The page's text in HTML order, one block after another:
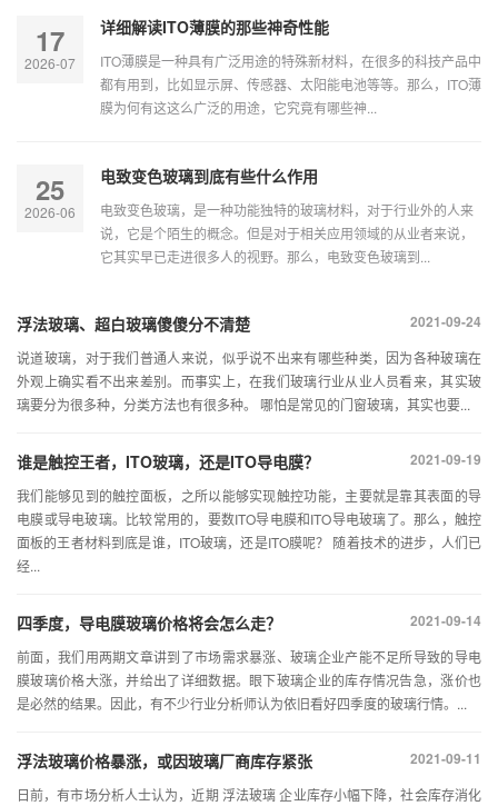
17
2026-07
详细解读ITO薄膜的那些神奇性能
ITO薄膜是一种具有广泛用途的特殊新材料，在很多的科技产品中
都有用到，比如显示屏、传感器、太阳能电池等等。那么，ITO薄
膜为何有这这么广泛的用途，它究竟有哪些神...
25
2026-06
电致变色玻璃到底有些什么作用
电致变色玻璃，是一种功能独特的玻璃材料，对于行业外的人来
说，它是个陌生的概念。但是对于相关应用领域的从业者来说，
它其实早已走进很多人的视野。那么，电致变色玻璃到...
2021-09-24
浮法玻璃、超白玻璃傻傻分不清楚
说道玻璃，对于我们普通人来说，似乎说不出来有哪些种类，因为各种玻璃在
外观上确实看不出来差别。而事实上，在我们玻璃行业从业人员看来，其实玻
璃要分为很多种，分类方法也有很多种。 哪怕是常见的门窗玻璃，其实也要...
2021-09-19
谁是触控王者，ITO玻璃，还是ITO导电膜？
我们能够见到的触控面板，之所以能够实现触控功能，主要就是靠其表面的导
电膜或导电玻璃。比较常用的，要数ITO导电膜和ITO导电玻璃了。那么，触控
面板的王者材料到底是谁，ITO玻璃，还是ITO膜呢？ 随着技术的进步，人们已
经...
2021-09-14
四季度，导电膜玻璃价格将会怎么走？
前面，我们用两期文章讲到了市场需求暴涨、玻璃企业产能不足所导致的导电
膜玻璃价格大涨，并给出了详细数据。眼下玻璃企业的库存情况告急，涨价也
是必然的结果。因此，有不少行业分析师认为依旧看好四季度的玻璃行情。...
2021-09-11
浮法玻璃价格暴涨，或因玻璃厂商库存紧张
日前，有市场分析人士认为，近期 浮法玻璃 企业库存小幅下降，社会库存消化